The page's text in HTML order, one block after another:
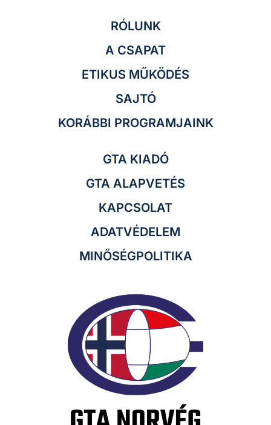
RÓLUNK
A CSAPAT
ETIKUS MŰKÖDÉS
SAJTÓ
KORÁBBI PROGRAMJAINK
GTA KIADÓ
GTA ALAPVETÉS
KAPCSOLAT
ADATVÉDELEM
MINŐSÉGPOLITIKA